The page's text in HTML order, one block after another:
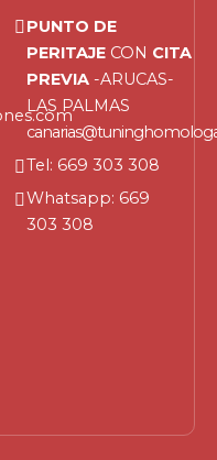
PUNTO DE
PERITAJECON CITA
PREVIA -ARUCAS-
LAS PALMAS
Tel: 669 303 308
Whatsapp: 669
303 308